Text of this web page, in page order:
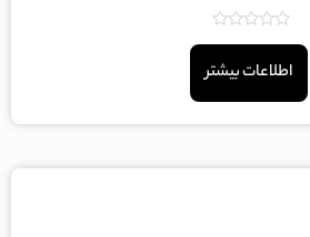
از
اطلاعات بیشتر